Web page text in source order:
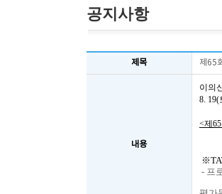
공지사항
제목 제65
내용
이의
8.
<제
- 프